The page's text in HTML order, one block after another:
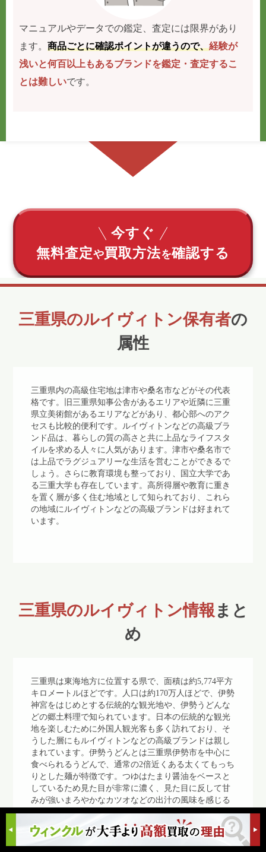
マニュアルやデータでの鑑定、査定には限界があり
ます。商品ごとに確認ポイントが違うので、経験が
浅いと何百以上もあるブランドを鑑定・査定するこ
とは難しいです。
今すぐ
無料査定や買取方法を確認する
三重県のルイヴィトン保有者の
属性
三重県内の高級住宅地は津市や桑名市などがその代表
格です。旧三重県知事公舎があるエリアや近隣に三重
県立美術館があるエリアなどがあり、都心部へのアク
セスも比較的便利です。ルイヴィトンなどの高級ブラ
ンド品は、暮らしの質の高さと共に上品なライフスタ
イルを求める人々に人気があります。津市や桑名市で
は上品でラグジュアリーな生活を営むことができるで
しょう。さらに教育環境も整っており、国立大学であ
る三重大学も存在しています。高所得層や教育に重き
を置く層が多く住む地域として知られており、これら
の地域にルイヴィトンなどの高級ブランドは好まれて
います。
三重県のルイヴィトン情報 まと
め
三重県は東海地方に位置する県で、面積は約5,774平方
キロメートルほどです。人口は約170万人ほどで、伊勢
神宮をはじめとする伝統的な観光地や、伊勢うどんな
どの郷土料理で知られています。日本の伝統的な観光
地を楽しむために外国人観光客も多く訪れており、そ
うした層にもルイヴィトンなどの高級ブランドは親し
まれています。伊勢うどんとは三重県伊勢市を中心に
食べられるうどんで、通常の2倍近くある太くてもっち
りとした麺が特徴です。つゆはたまり醤油をベースと
しているため見た目が非常に濃く、見た目に反して甘
みが強いまろやかなカツオなどの出汁の風味を感じる
ことができます。伊勢志摩エリアでは美しい海岸線を
見ることができ、温泉地を観光することができます。
また三重県には高級ブランド品を好む層も存在し、ル
イヴィトンなどの高級ブランドを取り扱う店舗もあり